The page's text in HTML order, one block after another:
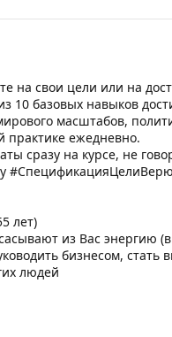
свои цели или на
базовых навыков
масштабов,
практике ежедневно.
сразу на курсе, не
лет)
из Вас энергию
бизнесом,
людей